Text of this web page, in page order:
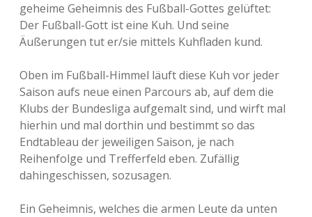
geheime Geheimnis des Fußball-Gottes gelüftet:
Der Fußball-Gott ist eine Kuh. Und seine
Äußerungen tut er/sie mittels Kuhfladen kund.
Oben im Fußball-Himmel läuft diese Kuh vor jeder
Saison aufs neue einen Parcours ab, auf dem die
Klubs der Bundesliga aufgemalt sind, und wirft mal
hierhin und mal dorthin und bestimmt so das
Endtableau der jeweiligen Saison, je nach
Reihenfolge und Trefferfeld eben. Zufällig
dahingeschissen, sozusagen.
Ein Geheimnis, welches die armen Leute da unten